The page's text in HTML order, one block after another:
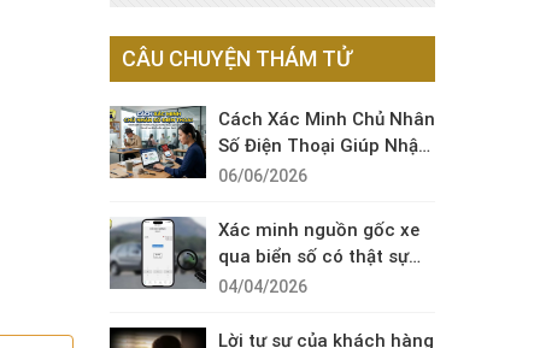
CÂU CHUYỆN THÁM TỬ
Cách Xác Minh Chủ Nhân
Số Điện Thoại Giúp Nhận
Diện Cuộc Gọi Đáng Ngờ
06/06/2026
Xác minh nguồn gốc xe
qua biển số có thật sự
cần thiết?
04/04/2026
Lời tự sự của khách hàng